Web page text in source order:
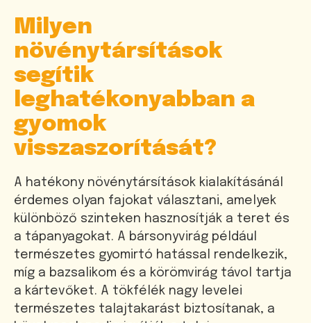
Milyen
növénytársítások
segítik
leghatékonyabban a
gyomok
visszaszorítását?
A hatékony növénytársítások kialakításánál
érdemes olyan fajokat választani, amelyek
különböző szinteken hasznosítják a teret és
a tápanyagokat. A bársonyvirág például
természetes gyomirtó hatással rendelkezik,
míg a bazsalikom és a körömvirág távol tartja
a kártevőket. A tökfélék nagy levelei
természetes talajtakarást biztosítanak, a